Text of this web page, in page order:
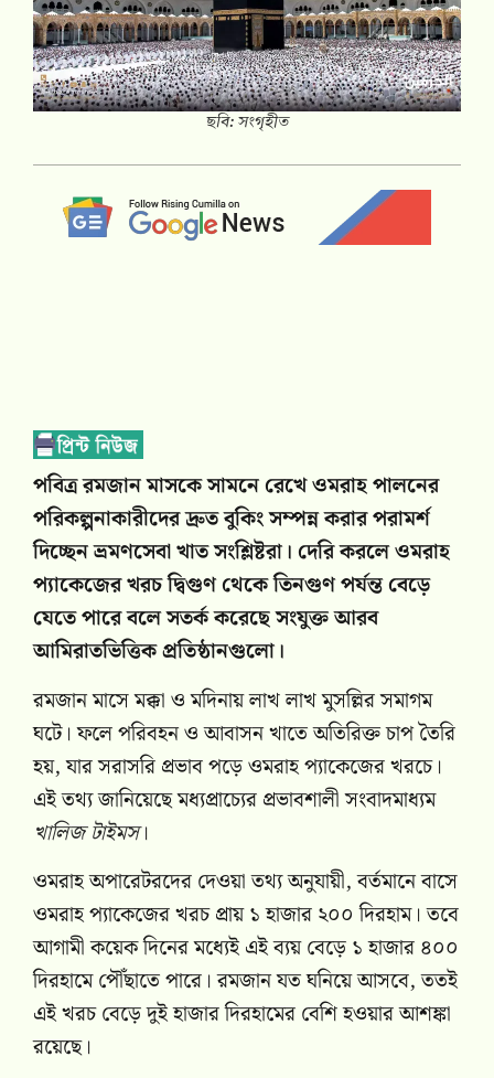
ছবি: সংগৃহীত
পবিত্র রমজান মাসকে সামনে রেখে ওমরাহ পালনের
পরিকল্পনাকারীদের দ্রুত বুকিং সম্পন্ন করার পরামর্শ
দিচ্ছেন ভ্রমণসেবা খাত সংশ্লিষ্টরা। দেরি করলে ওমরাহ
প্যাকেজের খরচ দ্বিগুণ থেকে তিনগুণ পর্যন্ত বেড়ে
যেতে পারে বলে সতর্ক করেছে সংযুক্ত আরব
আমিরাতভিত্তিক প্রতিষ্ঠানগুলো।
রমজান মাসে মক্কা ও মদিনায় লাখ লাখ মুসল্লির সমাগম
ঘটে। ফলে পরিবহন ও আবাসন খাতে অতিরিক্ত চাপ তৈরি
হয়, যার সরাসরি প্রভাব পড়ে ওমরাহ প্যাকেজের খরচে।
এই তথ্য জানিয়েছে মধ্যপ্রাচ্যের প্রভাবশালী সংবাদমাধ্যম
খালিজ টাইমস।
ওমরাহ অপারেটরদের দেওয়া তথ্য অনুযায়ী, বর্তমানে বাসে
ওমরাহ প্যাকেজের খরচ প্রায় ১ হাজার ২০০ দিরহাম। তবে
আগামী কয়েক দিনের মধ্যেই এই ব্যয় বেড়ে ১ হাজার ৪০০
দিরহামে পৌঁছাতে পারে। রমজান যত ঘনিয়ে আসবে, ততই
এই খরচ বেড়ে দুই হাজার দিরহামের বেশি হওয়ার আশঙ্কা
রয়েছে।